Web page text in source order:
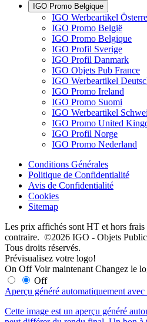
IGO Promo Belgique
IGO Werbeartikel
IGO Promo België
IGO Promo Belgique
IGO Profil Sverige
IGO Profil Danmark
IGO Objets Pub France
IGO Werbeartikel
IGO Promo Ireland
IGO Promo Suomi
IGO Werbeartikel
IGO Promo United
IGO Profil Norge
IGO Promo Nederland
Conditions Générales
Politique de Confidentialité
Avis de Confidentialité
Cookies
Sitemap
Les prix affichés sont HT et hors
contraire. ©2026 IGO - Objets
Tous droits réservés.
Prévisualisez votre logo!
On Off Voir maintenant Changez le
Off
Aperçu généré automatiquement
Cette image est un aperçu généré